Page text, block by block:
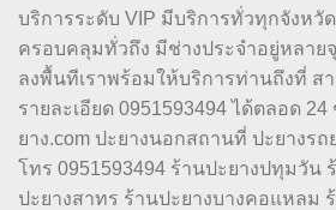
บริการระดับ VIP มีบริการทั่วทุกจังหวั
ครอบคลุมทั่วถึง มีช่างประจำอยู่หลา
ลงพื้นทีเราพร้อมให้บริการท่านถึงที่ ส
รายละเอียด 0951593494 ได้ตลอด
ยาง.com ปะยางนอกสถานที่ ปะยางร
โทร 0951593494 ร้านปะยางปทุมวัน
ปะยางสาทร ร้านปะยางบางคอแหลม